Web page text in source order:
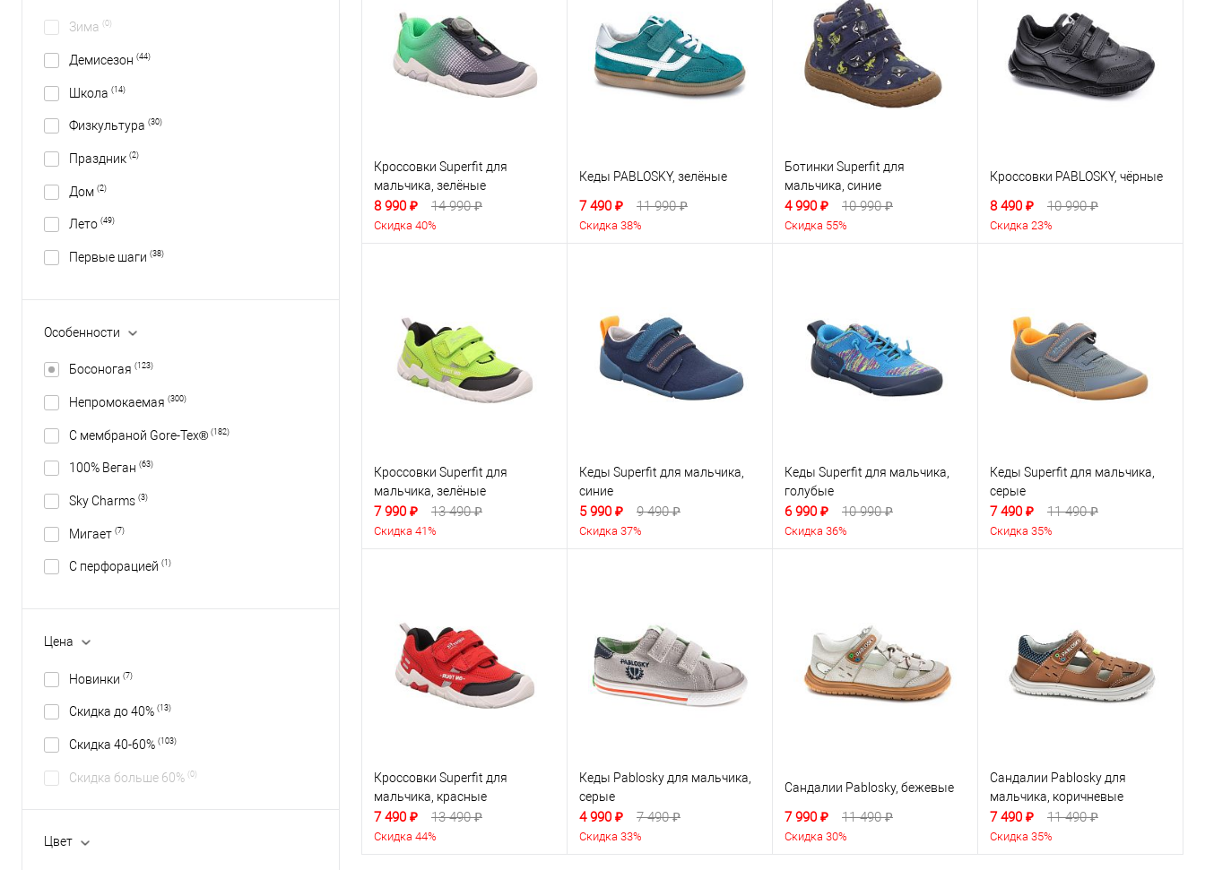
Зима (0)
Демисезон (44)
Школа (14)
Физкультура (30)
Праздник (2)
Дом (2)
Лето (49)
Первые шаги (38)
Особенности
Босоногая (123)
Непромокаемая (300)
С мембраной Gore-Tex® (182)
100% Веган (63)
Sky Charms (3)
Мигает (7)
С перфорацией (1)
Цена
Новинки (7)
Скидка до 40% (13)
Скидка 40-60% (103)
Скидка больше 60% (0)
Цвет
Кроссовки Superfit для
мальчика, зелёные
8 990 ₽ 14 990 ₽
Скидка 40%
Кеды PABLOSKY, зелёные
7 490 ₽ 11 990 ₽
Скидка 38%
Ботинки Superfit для
мальчика, синие
4 990 ₽ 10 990 ₽
Скидка 55%
Кроссовки PABLOSKY, чёрные
8 490 ₽ 10 990 ₽
Скидка 23%
Кроссовки Superfit для
мальчика, зелёные
7 990 ₽ 13 490 ₽
Скидка 41%
Кеды Superfit для мальчика,
синие
5 990 ₽ 9 490 ₽
Скидка 37%
Кеды Superfit для мальчика,
голубые
6 990 ₽ 10 990 ₽
Скидка 36%
Кеды Superfit для мальчика,
серые
7 490 ₽ 11 490 ₽
Скидка 35%
Кроссовки Superfit для
мальчика, красные
7 490 ₽ 13 490 ₽
Скидка 44%
Кеды Pablosky для мальчика,
серые
4 990 ₽ 7 490 ₽
Скидка 33%
Сандалии Pablosky, бежевые
7 990 ₽ 11 490 ₽
Скидка 30%
Сандалии Pablosky для
мальчика, коричневые
7 490 ₽ 11 490 ₽
Скидка 35%